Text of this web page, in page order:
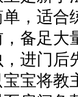
，适合
备足大
，进门后
宝将教